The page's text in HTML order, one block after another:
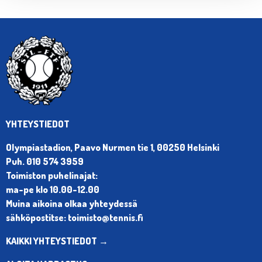
YHTEYSTIEDOT
Olympiastadion, Paavo Nurmen tie 1, 00250 Helsinki
Puh. 010 574 3959
Toimiston puhelinajat:
ma-pe klo 10.00-12.00
Muina aikoina olkaa yhteydessä
sähköpostitse: toimisto@tennis.fi
KAIKKI YHTEYSTIEDOT →